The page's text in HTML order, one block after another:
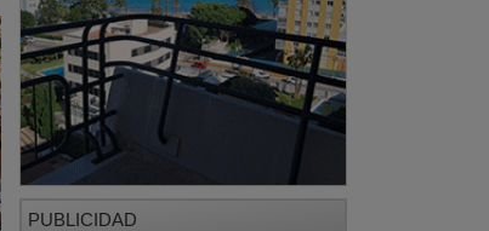
PUBLICIDAD